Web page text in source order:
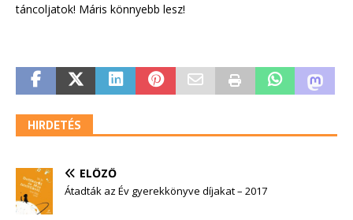
táncoljatok! Máris könnyebb lesz!
HIRDETÉS
ELŐZŐ
Átadták az Év gyerekkönyve díjakat – 2017